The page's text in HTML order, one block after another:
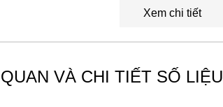
Xem chi tiết
VÀ CHI TIẾT SỐ LIỆU